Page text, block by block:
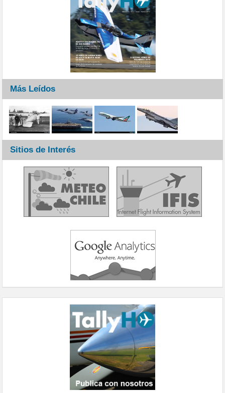
Más Leídos
Sitios de Interés